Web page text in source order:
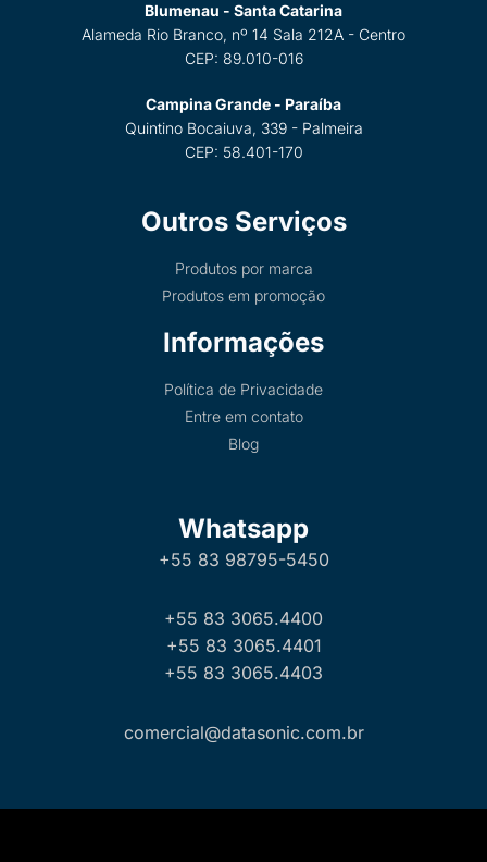
Blumenau - Santa Catarina
Alameda Rio Branco, nº 14 Sala 212A - Centro
CEP: 89.010-016
Campina Grande - Paraíba
Quintino Bocaiuva, 339 - Palmeira
CEP: 58.401-170
Outros Serviços
Produtos por marca
Produtos em promoção
Informações
Política de Privacidade
Entre em contato
Blog
Whatsapp
+55 83 98795-5450
+55 83 3065.4400
+55 83 3065.4401
+55 83 3065.4403
comercial@datasonic.com.br